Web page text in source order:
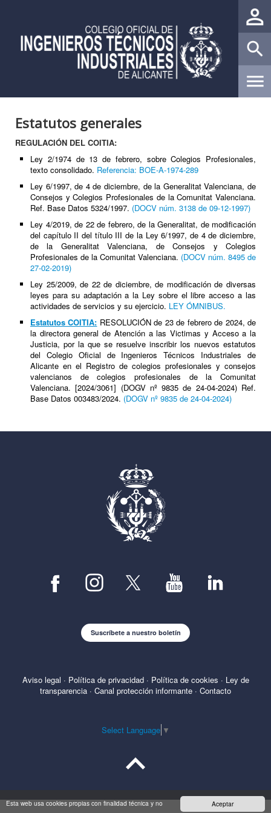
Aceptar
Esta web usa cookies propias con finalidad técnica y no
Estatutos generales
REGULACIÓN DEL COITIA:
Ley 2/1974 de 13 de febrero, sobre Colegios Profesionales,
texto consolidado. Referencia: BOE-A-1974-289
Ley 6/1997, de 4 de diciembre, de la Generalitat Valenciana, de
Consejos y Colegios Profesionales de la Comunitat Valenciana.
Ref. Base Datos 5324/1997. (DOCV núm. 3138 de 09-12-1997)
Ley 4/2019, de 22 de febrero, de la Generalitat, de modificación
del capítulo II del título III de la Ley 6/1997, de 4 de diciembre,
de la Generalitat Valenciana, de Consejos y Colegios
Profesionales de la Comunitat Valenciana. (DOCV núm. 8495 de
27-02-2019)
Ley 25/2009, de 22 de diciembre, de modificación de diversas
leyes para su adaptación a la Ley sobre el libre acceso a las
actividades de servicios y su ejercicio. LEY ÓMNIBUS.
Estatutos COITIA: RESOLUCIÓN de 23 de febrero de 2024, de
la directora general de Atención a las Victimas y Acceso a la
Justicia, por la que se resuelve inscribir los nuevos estatutos
del Colegio Oficial de Ingenieros Técnicos Industriales de
Alicante en el Registro de colegios profesionales y consejos
valencianos de colegios profesionales de la Comunitat
Valenciana. [2024/3061] (DOGV nº 9835 de 24-04-2024) Ref.
Base Datos 003483/2024. (DOGV nº 9835 de 24-04-2024)
Suscríbete a nuestro boletín
Aviso legal · Política de privacidad· Política de cookies · Ley de
transparencia · Canal protección informante · Contacto
Select Language ▼